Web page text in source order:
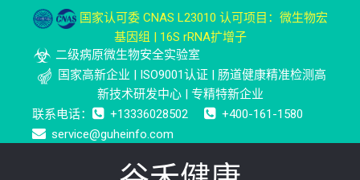
国家认可委 CNAS L23010 认可项目：微生物宏
基因组 | 16S rRNA扩增子
二级病原微生物安全实验室
国家高新企业 | ISO9001认证 | 肠道健康精准检测高
新技术研发中心 | 专精特新企业
联系电话：
+13336028502
+400-161-1580
service@guheinfo.com